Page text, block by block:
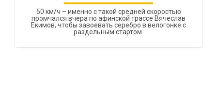
50 км/ч – именно с такой средней скоростью
промчался вчера по афинской трассе Вячеслав
Екимов, чтобы завоевать серебро в велогонке с
раздельным стартом.